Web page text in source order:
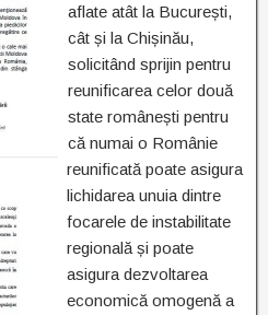
aflate atât la București,
cât și la Chișinău,
solicitând sprijin pentru
reunificarea celor două
state românești pentru
că numai o Românie
reunificată poate asigura
lichidarea unuia dintre
focarele de instabilitate
regională și poate
asigura dezvoltarea
economică omogenă a